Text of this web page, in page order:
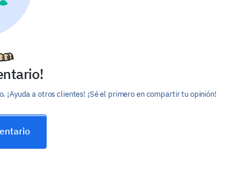
a otros clientes! ¡Sé el primero en compartir tu opinión!